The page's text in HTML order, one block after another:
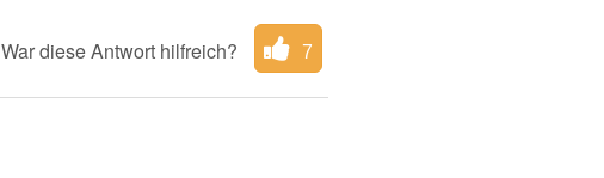
War diese Antwort hilfreich? 7